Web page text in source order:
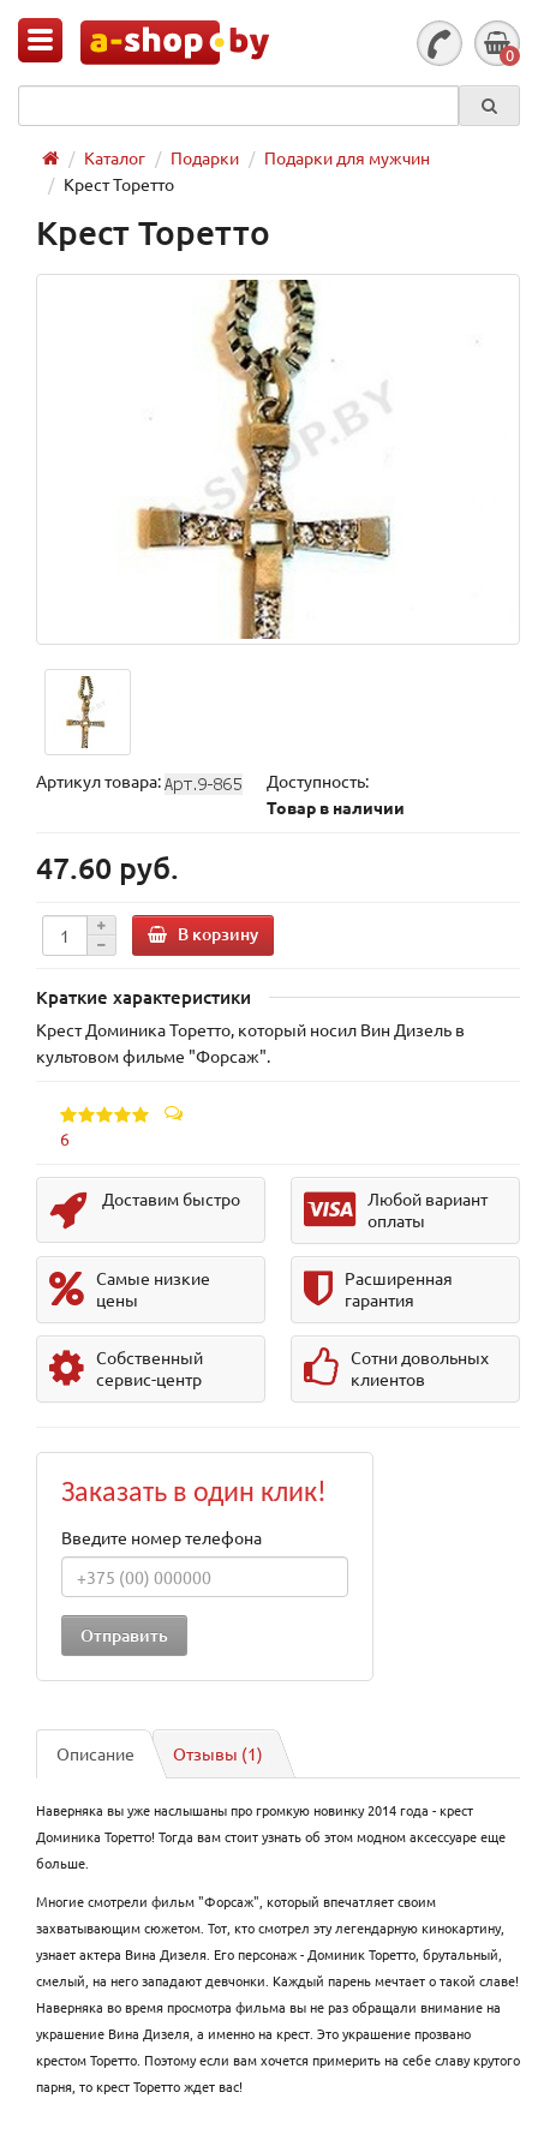
0
Каталог Подарки
Подарки для мужчин
Крест Торетто
Крест Торетто
Артикул товара:
Доступность:
Товар в наличии
47.60 руб.
В корзину
Краткие характеристики
Крест Доминика Торетто, который носил Вин Дизель в
культовом фильме "Форсаж".
6
Доставим быстро
Любой вариант
оплаты
Самые низкие
цены
Расширенная
гарантия
Собственный
сервис-центр
Сотни довольных
клиентов
Заказать в один клик!
Введите номер телефона
Описание Отзывы (1)
Наверняка вы уже наслышаны про громкую новинку 2014 года - крест
Доминика Торетто! Тогда вам стоит узнать об этом модном аксессуаре еще
больше.
Многие смотрели фильм "Форсаж", который впечатляет своим
захватывающим сюжетом. Тот, кто смотрел эту легендарную кинокартину,
узнает актера Вина Дизеля. Его персонаж - Доминик Торетто, брутальный,
смелый, на него западают девчонки. Каждый парень мечтает о такой славе!
Наверняка во время просмотра фильма вы не раз обращали внимание на
украшение Вина Дизеля, а именно на крест. Это украшение прозвано
крестом Торетто. Поэтому если вам хочется примерить на себе славу крутого
парня, то крест Торетто ждет вас!